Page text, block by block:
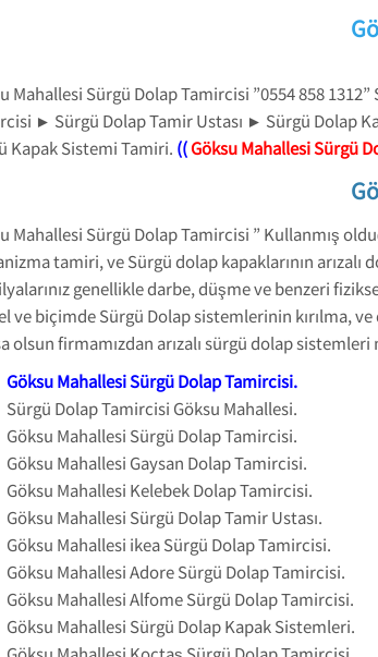
Mahallesi Sürgü Dolap Tamircisi ”0554 858
► Sürgü Dolap Tamir Ustası ► Sürgü Dolap
Kapak Sistemi Tamiri. ((Göksu Mahallesi Sürgü
Mahallesi Sürgü Dolap Tamircisi ” Kullanmış
tamiri, ve Sürgü dolap kapaklarının
genellikle darbe, düşme ve benzeri
ve biçimde Sürgü Dolap sistemlerinin kırılma,
olsun firmamızdan arızalı sürgü dolap
Göksu Mahallesi Sürgü Dolap Tamircisi.
Sürgü Dolap Tamircisi Göksu Mahallesi.
Göksu Mahallesi Sürgü Dolap Tamircisi.
Göksu Mahallesi Gaysan Dolap Tamircisi.
Göksu Mahallesi Kelebek Dolap Tamircisi.
Göksu Mahallesi Sürgü Dolap Tamir Ustası.
Göksu Mahallesi ikea Sürgü Dolap Tamircisi.
Göksu Mahallesi Adore Sürgü Dolap Tamircisi.
Göksu Mahallesi Alfome Sürgü Dolap Tamircisi.
Göksu Mahallesi Sürgü Dolap Kapak Sistemleri.